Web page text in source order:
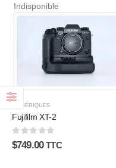
Indisponible
NUMÉRIQUES
Fujifilm XT-2
0sur 5
$749.00 TTC